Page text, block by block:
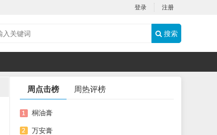
登录 注册
搜索
周点击榜 周热评榜
桐油膏
万安膏